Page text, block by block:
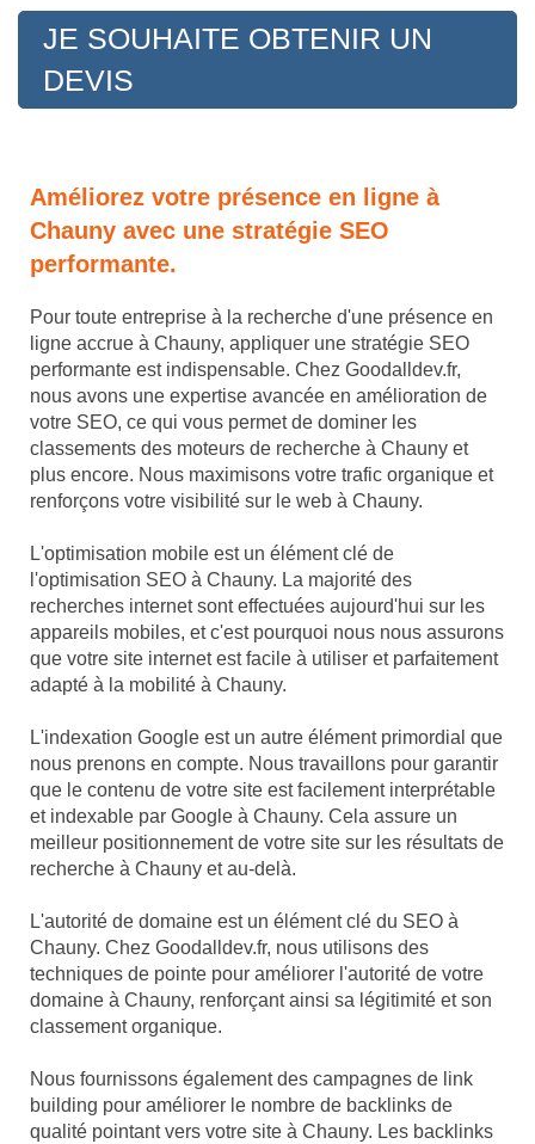
JE SOUHAITE OBTENIR UN
DEVIS
Améliorez votre présence en ligne à
Chauny avec une stratégie SEO
performante.
Pour toute entreprise à la recherche d'une présence en
ligne accrue à Chauny, appliquer une stratégie SEO
performante est indispensable. Chez Goodalldev.fr,
nous avons une expertise avancée en amélioration de
votre SEO, ce qui vous permet de dominer les
classements des moteurs de recherche à Chauny et
plus encore. Nous maximisons votre trafic organique et
renforçons votre visibilité sur le web à Chauny.
L'optimisation mobile est un élément clé de
l'optimisation SEO à Chauny. La majorité des
recherches internet sont effectuées aujourd'hui sur les
appareils mobiles, et c'est pourquoi nous nous assurons
que votre site internet est facile à utiliser et parfaitement
adapté à la mobilité à Chauny.
L'indexation Google est un autre élément primordial que
nous prenons en compte. Nous travaillons pour garantir
que le contenu de votre site est facilement interprétable
et indexable par Google à Chauny. Cela assure un
meilleur positionnement de votre site sur les résultats de
recherche à Chauny et au-delà.
L'autorité de domaine est un élément clé du SEO à
Chauny. Chez Goodalldev.fr, nous utilisons des
techniques de pointe pour améliorer l'autorité de votre
domaine à Chauny, renforçant ainsi sa légitimité et son
classement organique.
Nous fournissons également des campagnes de link
building pour améliorer le nombre de backlinks de
qualité pointant vers votre site à Chauny. Les backlinks